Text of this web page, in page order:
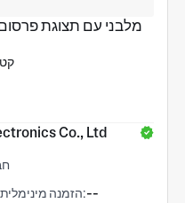
Co., Ltd
הזמנה מינימלית:--